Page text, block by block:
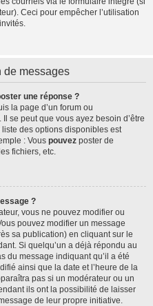
Ceci pour empêcher l’utilisation
de messages
une réponse ?
la page d’un forum ou
se peut que vous ayez besoin d’être
des options disponibles est
: Vous pouvez poster de
fichiers, etc.
?
vous ne pouvez modifier ou
pouvez modifier un message
sa publication) en cliquant sur le
Si quelqu’un a déjà répondu au
du message indiquant qu’il a été
ainsi que la date et l’heure de la
pas si un modérateur ou un
ils ont la possibilité de laisser
de leur propre initiative.